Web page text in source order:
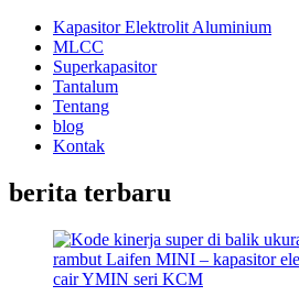
Kapasitor Elektrolit Aluminium
MLCC
Superkapasitor
Tantalum
Tentang
blog
Kontak
berita terbaru